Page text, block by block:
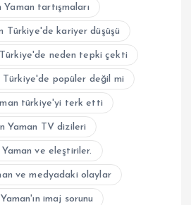
Yaman tartışmaları
Türkiye'de kariyer düşüşü
neden tepki çekti
Türkiye'de popüler değil mi
türkiye'yi terk etti
Yaman TV dizileri
ve eleştiriler.
ve medyadaki olaylar
imaj sorunu